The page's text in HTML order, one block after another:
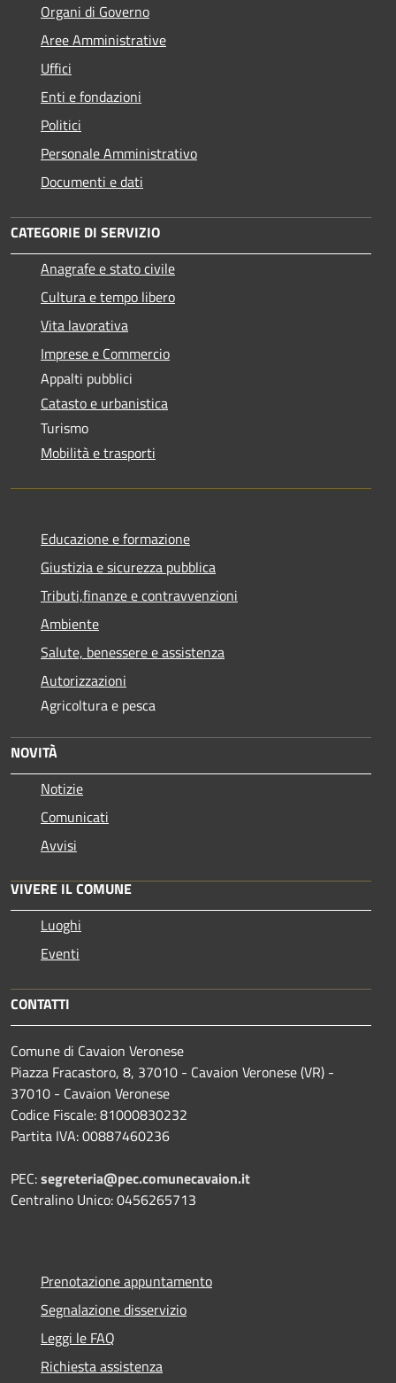
Organi di Governo
Aree Amministrative
Uffici
Enti e fondazioni
Politici
Personale Amministrativo
Documenti e dati
CATEGORIE DI SERVIZIO
Anagrafe e stato civile
Cultura e tempo libero
Vita lavorativa
Imprese e Commercio
Appalti pubblici
Catasto e urbanistica
Turismo
Mobilità e trasporti
Educazione e formazione
Giustizia e sicurezza pubblica
Tributi,finanze e contravvenzioni
Ambiente
Salute, benessere e assistenza
Autorizzazioni
Agricoltura e pesca
NOVITÀ
Notizie
Comunicati
Avvisi
VIVERE IL COMUNE
Luoghi
Eventi
CONTATTI
Comune di Cavaion Veronese
Piazza Fracastoro, 8, 37010 - Cavaion Veronese (VR) -
37010 - Cavaion Veronese
Codice Fiscale: 81000830232
Partita IVA: 00887460236
PEC:segreteria@pec.comunecavaion.it
Centralino Unico: 0456265713
Prenotazione appuntamento
Segnalazione disservizio
Leggi le FAQ
Richiesta assistenza